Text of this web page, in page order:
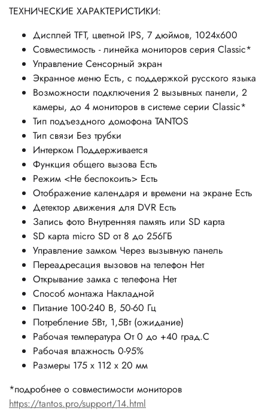
ТЕХНИЧЕСКИЕ ХАРАКТЕРИСТИКИ:
Дисплей TFT, цветной IPS, 7 дюймов, 1024х600
Совместимость - линейка мониторов серия Classic*
Управление Сенсорный экран
Экранное меню Есть, с поддержкой русского языка
Возможности подключения 2 вызывных панели, 2
камеры, до 4 мониторов в системе серии Classic*
Тип подъездного домофона TANTOS
Тип связи Без трубки
Интерком Поддерживается
Функция общего вызова Есть
Режим <Не беспокоить> Есть
Отображение календаря и времени на экране Есть
Детектор движения для DVR Есть
Запись фото Внутренняя память или SD карта
SD карта micro SD от 8 до 256ГБ
Управление замком Через вызывную панель
Переадресация вызовов на телефон Нет
Открывание замка с телефона Нет
Способ монтажа Накладной
Питание 100-240 В, 50-60 Гц
Потребление 5Вт, 1,5Вт (ожидание)
Рабочая температура От 0 до +40 град.С
Рабочая влажность 0-95%
Размеры 175 x 112 x 20 мм
*подробнее о совместимости мониторов
https://tantos.pro/support/14.html